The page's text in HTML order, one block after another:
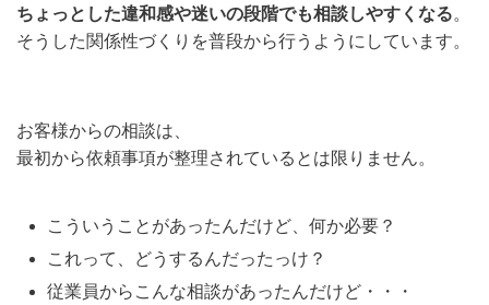
ちょっとした違和感や迷いの段階でも相談しやすくなる。
そうした関係性づくりを普段から行うようにしています。
お客様からの相談は、
最初から依頼事項が整理されているとは限りません。
こういうことがあったんだけど、何か必要？
これって、どうするんだったっけ？
従業員からこんな相談があったんだけど・・・